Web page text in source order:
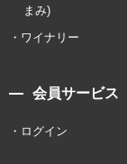
まみ)
ワイナリー
会員サービス
ログイン